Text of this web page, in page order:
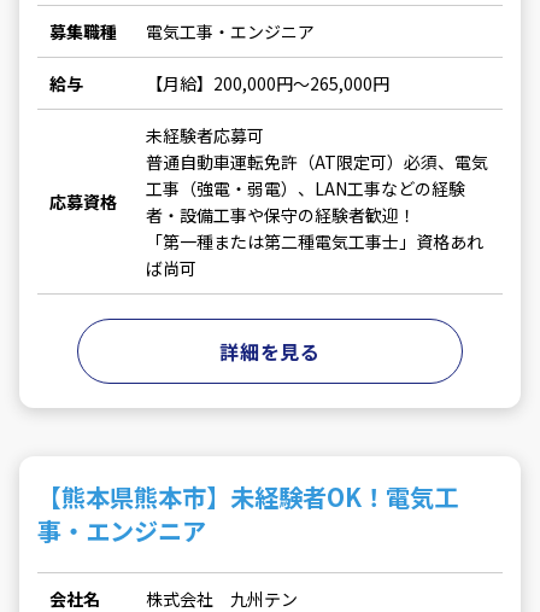
募集職種 電気工事・エンジニア
給与 【月給】200,000円～265,000円
応募資格
未経験者応募可
普通自動車運転免許（AT限定可）必須、電気
工事（強電・弱電）、LAN工事などの経験
者・設備工事や保守の経験者歓迎！
「第一種または第二種電気工事士」資格あれ
ば尚可
詳細を見る
【熊本県熊本市】未経験者OK！電気工
事・エンジニア
会社名 株式会社 九州テン